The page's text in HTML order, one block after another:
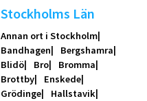
Stockholms Län
Annan ort i Stockholm
Bandhagen
Bergshamra
Blidö
Bro
Bromma
Brottby
Enskede
Grödinge
Hallstavik